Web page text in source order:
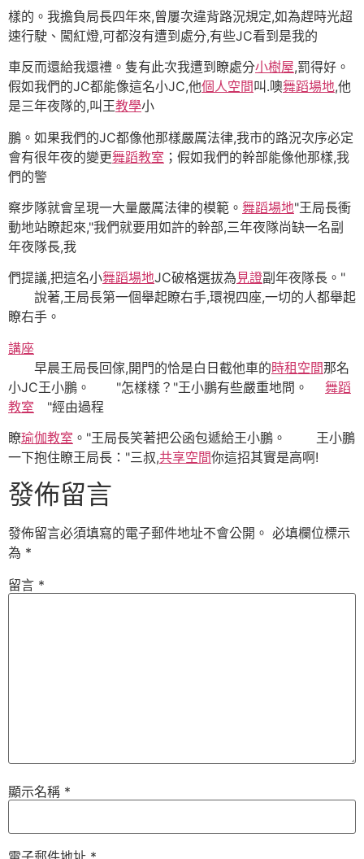
樣的。我擔負局長四年來,曾屢次違背路況規定,如為趕時光超
速行駛、闖紅燈,可都沒有遭到處分,有些JC看到是我的
車反而還給我還禮。隻有此次我遭到瞭處分小樹屋,罰得好。
假如我們的JC都能像這名小JC,他個人空間叫.噢舞蹈場地,他
是三年夜隊的,叫王教學小
鵬。如果我們的JC都像他那樣嚴厲法律,我市的路況次序必定
會有很年夜的變更舞蹈教室 ；假如我們的幹部能像他那樣,我
們的警
察步隊就會呈現一大量嚴厲法律的模範。 舞蹈場地"王局長衝
動地站瞭起來,"我們就要用如許的幹部,三年夜隊尚缺一名副
年夜隊長,我
們提議,把這名小舞蹈場地JC破格選拔為 見證副年夜隊長。"
說著,王局長第一個舉起瞭右手,環視四座,一切的人都舉起
瞭右手。
講座
早晨王局長回傢,開門的恰是白日截他車的時租空間那名
小JC王小鵬。 "怎樣樣？"王小鵬有些嚴重地問。 舞蹈
教室 "經由過程
瞭瑜伽教室 。"王局長笑著把公函包遞給王小鵬。 王小鵬
一下抱住瞭王局長："三叔,共享空間你這招其實是高啊!
發佈留言
發佈留言必須填寫的電子郵件地址不會公開。 必填欄位標示
為 *
留言 *
顯示名稱 *